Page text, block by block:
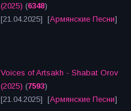
(2025) (6348)
[21.04.2025] [Армянские Песни]
Voices of Artsakh - Shabat Orov
(2025) (7593)
[21.04.2025] [Армянские Песни]